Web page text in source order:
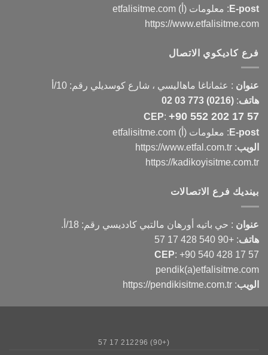
E-post : معلومات (أ) etfalisitme.com
https://www.etfalisitme.com
فرع كاديكوي الاتصال
عنوان : عثماناغا ماهاليسي ، شارع كوسديلي رقم: 10/أ
هاتف:
(0216) 773 03 02
CEP: +90 552 202 17 57
E-post : معلومات (أ) etfalisitme.com
الويب:
https://www.etfal.com.tr
https://kadikoyisitme.com.tr
بينديك فرع الاتصالات
عنوان : حي باتيه أورهان مالتبي كادديسي رقم: 18/أ.
هاتف:
+90 540 428 17 57
CEP: +90 540 428 17 57
pendik(a)etfalisitme.com
الويب:
https://pendikisitme.com.tr
(+90) 212296 17 57